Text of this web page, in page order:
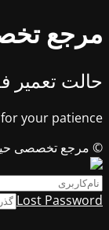
مرجع
حالت تعمیر
your patience!
© مرجع تخصصی
Lost Password